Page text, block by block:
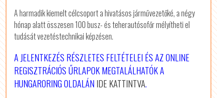
A harmadik kiemelt célcsoport a hivatásos járművezetőké, a négy
hónap alatt összesen 100 busz- és teherautósofőr mélyítheti el
tudását vezetéstechnikai képzésen.
A JELENTKEZÉS RÉSZLETES FELTÉTELEI ÉS AZ ONLINE
REGISZTRÁCIÓS ŰRLAPOK MEGTALÁLHATÓK A
HUNGARORING OLDALÁNIDE KATTINTVA.